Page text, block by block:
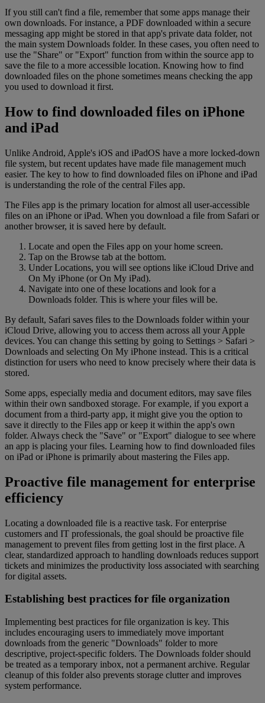
If you still can't find a file, remember that some apps manage their
own downloads. For instance, a PDF downloaded within a secure
messaging app might be stored in that app's private data folder, not
the main system Downloads folder. In these cases, you often need to
use the "Share" or "Export" function from within the source app to
save the file to a more accessible location. Knowing how to find
downloaded files on the phone sometimes means checking the app
you used to download it first.
How to find downloaded files on iPhone
and iPad
Unlike Android, Apple's iOS and iPadOS have a more locked-down
file system, but recent updates have made file management much
easier. The key to how to find downloaded files on iPhone and iPad
is understanding the role of the central Files app.
The Files app is the primary location for almost all user-accessible
files on an iPhone or iPad. When you download a file from Safari or
another browser, it is saved here by default.
Locate and open the Files app on your home screen.
Tap on the Browse tab at the bottom.
Under Locations, you will see options like iCloud Drive and
On My iPhone (or On My iPad).
Navigate into one of these locations and look for a
Downloads folder. This is where your files will be.
By default, Safari saves files to the Downloads folder within your
iCloud Drive, allowing you to access them across all your Apple
devices. You can change this setting by going to Settings > Safari >
Downloads and selecting On My iPhone instead. This is a critical
distinction for users who need to know precisely where their data is
stored.
Some apps, especially media and document editors, may save files
within their own sandboxed storage. For example, if you export a
document from a third-party app, it might give you the option to
save it directly to the Files app or keep it within the app's own
folder. Always check the "Save" or "Export" dialogue to see where
an app is placing your files. Learning how to find downloaded files
on iPad or iPhone is primarily about mastering the Files app.
Proactive file management for enterprise
efficiency
Locating a downloaded file is a reactive task. For enterprise
customers and IT professionals, the goal should be proactive file
management to prevent files from getting lost in the first place. A
clear, standardized approach to handling downloads reduces support
tickets and minimizes the productivity loss associated with searching
for digital assets.
Establishing best practices for file organization
Implementing best practices for file organization is key. This
includes encouraging users to immediately move important
downloads from the generic "Downloads" folder to more
descriptive, project-specific folders. The Downloads folder should
be treated as a temporary inbox, not a permanent archive. Regular
cleanup of this folder also prevents storage clutter and improves
system performance.